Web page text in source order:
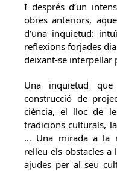
I després d’un
obres anteriors,
d’una inquietud:
reflexions forjades
deixant-se interpel·lar
Una inquietud
construcció de
ciència, el lloc de
tradicions culturals,
… Una mirada a la
relleu els obstacles a
ajudes per al seu